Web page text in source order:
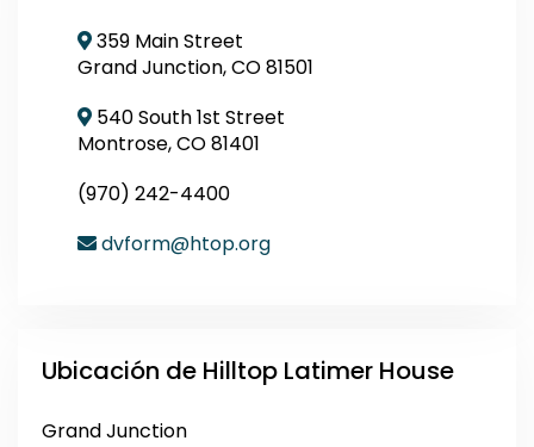
map-marker-alt
359 Main Street
Grand Junction, CO 81501
map-marker-alt
540 South 1st Street
Montrose, CO 81401
(970) 242-4400
envelope
dvform@htop.org
Ubicación de Hilltop Latimer House
Grand Junction